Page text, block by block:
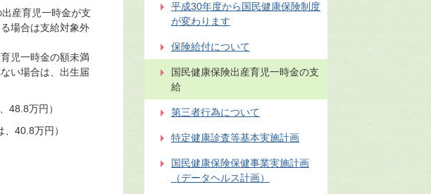
産育児一時金が支
場合は支給対象外
児一時金の額未満
い場合は、出生届
48.8万円）
40.8万円）
平成30年度から国民健康保険制度
が変わります
保険給付について
国民健康保険出産育児一時金の支
給
第三者行為について
特定健康診査等基本実施計画
国民健康保険保健事業実施計画
（データヘルス計画）